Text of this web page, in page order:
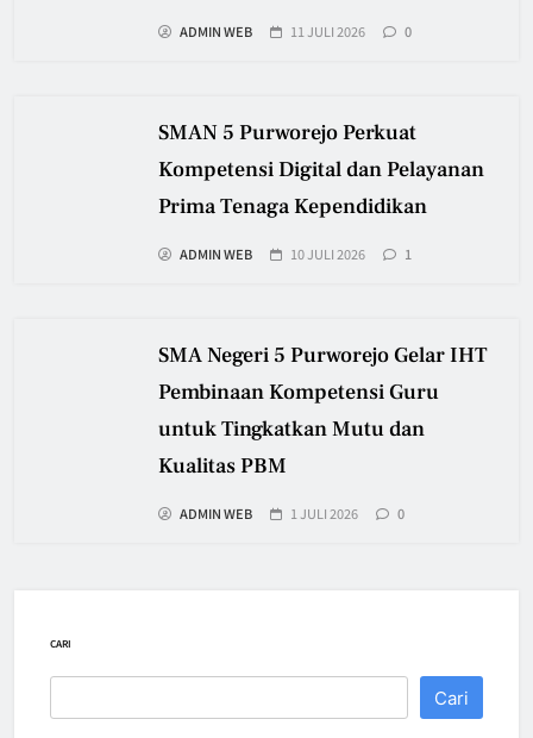
ADMIN WEB 11 JULI 2026 0
SMAN 5 Purworejo Perkuat
Kompetensi Digital dan Pelayanan
Prima Tenaga Kependidikan
ADMIN WEB 10 JULI 2026 1
SMA Negeri 5 Purworejo Gelar IHT
Pembinaan Kompetensi Guru
untuk Tingkatkan Mutu dan
Kualitas PBM
ADMIN WEB 1 JULI 2026 0
CARI
Cari